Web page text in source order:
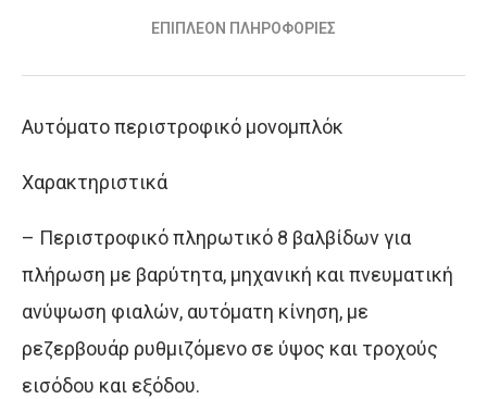
ΕΠΙΠΛΈΟΝ ΠΛΗΡΟΦΟΡΊΕΣ
Αυτόματο περιστροφικό μονομπλόκ
Χαρακτηριστικά
– Περιστροφικό πληρωτικό 8 βαλβίδων για
πλήρωση με βαρύτητα, μηχανική και πνευματική
ανύψωση φιαλών, αυτόματη κίνηση, με
ρεζερβουάρ ρυθμιζόμενο σε ύψος και τροχούς
εισόδου και εξόδου.